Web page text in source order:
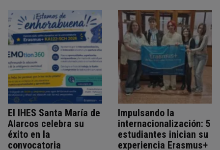
El IHES Santa María de
Alarcos celebra su
éxito en la
convocatoria
Impulsando la
internacionalización: 5
estudiantes inician su
experiencia Erasmus+